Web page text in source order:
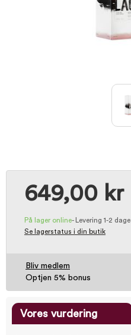
649,00 kr
På lager online-
Levering 1-2 dage
Se lagerstatus i din butik
Bliv medlem
Optjen 5% bonus
Vores vurdering